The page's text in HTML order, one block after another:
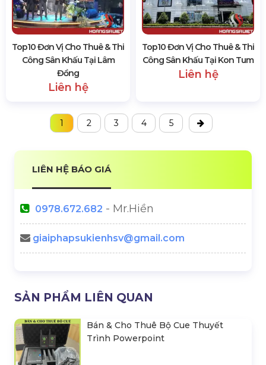
Top10 Đơn Vị Cho Thuê & Thi
Công Sân Khấu Tại Lâm
Đồng
Liên hệ
Top10 Đơn Vị Cho Thuê & Thi
Công Sân Khấu Tại Kon Tum
Liên hệ
1 2 3 4 5
LIÊN HỆ BÁO GIÁ
0978.672.682 - Mr.Hiền
giaiphapsukienhsv@gmail.com
SẢN PHẨM LIÊN QUAN
Bán & Cho Thuê Bộ Cue Thuyết
Trình Powerpoint